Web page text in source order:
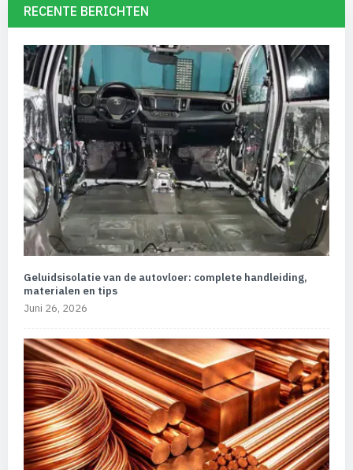
RECENTE BERICHTEN
Geluidsisolatie van de autovloer: complete handleiding,
materialen en tips
Juni 26, 2026